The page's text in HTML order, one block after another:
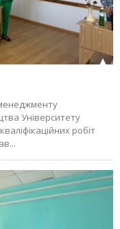
Університету
робіт